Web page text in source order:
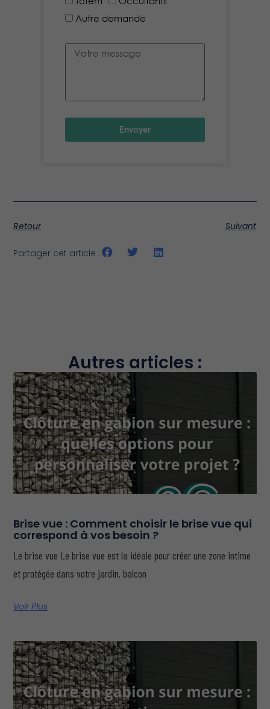
Autre demande
Envoyer
Retour Suivant
Partager cet article :
Autres articles :
Brise vue : Comment choisir le brise vue qui
correspond à vos besoin ?
Le brise vue Le brise vue est la idéale pour créer une zone intime
et protégée dans votre jardin, balcon
Voir Plus